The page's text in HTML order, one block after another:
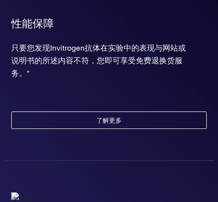
性能保障
只要您发现Invitrogen抗体在实验中的表现与网站或
说明书的所述内容不符，您即可享受免费退换货服
务。*
了解更多